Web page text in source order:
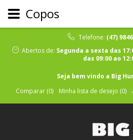
Telefone: (47)
Abertos de: Segunda a sexta das
das 09:00 ao
Seja bem vindo a Big
Comparar (0)
Minha lista de desejo (0)
Copos